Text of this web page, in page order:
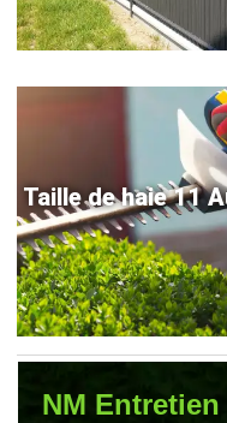
Taille de haie 11
NM